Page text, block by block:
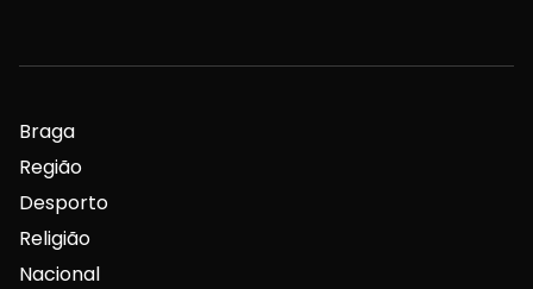
Braga
Região
Desporto
Religião
Nacional